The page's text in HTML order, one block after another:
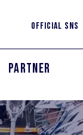
OFFICIAL SNS
PARTNER